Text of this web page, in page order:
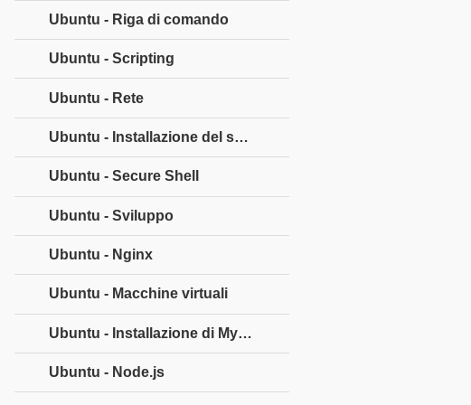
Ubuntu - Riga di comando
Ubuntu - Scripting
Ubuntu - Rete
Ubuntu - Installazione del server
Ubuntu - Secure Shell
Ubuntu - Sviluppo
Ubuntu - Nginx
Ubuntu - Macchine virtuali
Ubuntu - Installazione di MySQL e Python
Ubuntu - Node.js